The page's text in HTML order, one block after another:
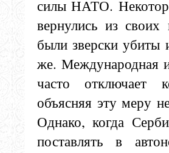
силы НАТО.
вернулись из
были зверски убиты
же. Международная и
часто отключает
объясняя эту меру
Однако, когда
поставлять в